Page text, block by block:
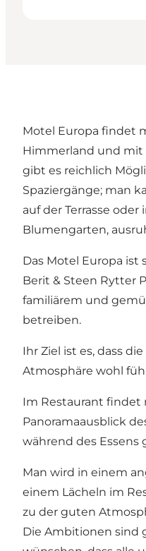
Motel Europa findet
Himmerland und mit
gibt es reichlich
Spaziergänge; man
auf der Terrasse oder
Blumengarten,
Das Motel Europa ist
Berit & Steen Rytter
familiärem und
betreiben.
Ihr Ziel ist es, dass
Atmosphäre wohl
Im Restaurant findet
Panoramaausblick
während des Essens
Man wird in einem
einem Lächeln im
zu der guten
Die Ambitionen sind